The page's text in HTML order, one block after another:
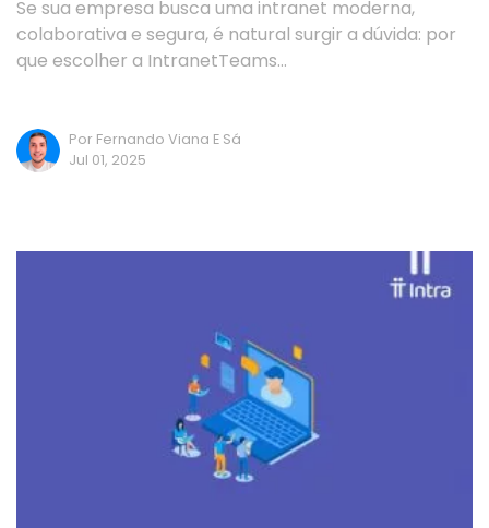
Se sua empresa busca uma intranet moderna,
colaborativa e segura, é natural surgir a dúvida: por
que escolher a IntranetTeams…
Por Fernando Viana E Sá
Jul 01, 2025